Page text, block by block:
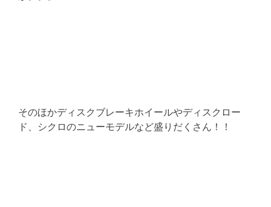
そのほかディスクブレーキホイールやディスクロー
ド、シクロのニューモデルなど盛りだくさん！！